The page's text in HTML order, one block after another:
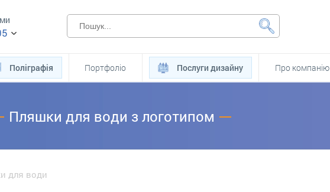
Поліграфія Портфоліо Послуги дизайну Про компанію
Пляшки для води з логотипом
для води